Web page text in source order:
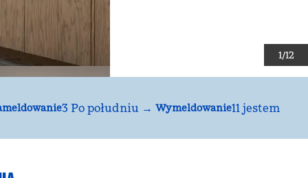
1/12
3 Po południu → Wymeldowanie11 jestem